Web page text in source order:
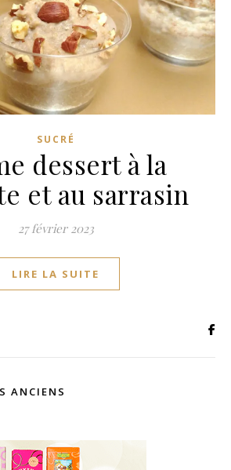
SUCRÉ
dessert à la
et au sarrasin
27 février 2023
LIRE LA SUITE
ANCIENS